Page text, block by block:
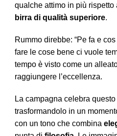
qualche attimo in più rispetto
birra di qualità superiore.
Rummo direbbe: “Pe fa e
fare le cose bene ci vuole
tempo è visto come un
raggiungere l’eccellenza.
La campagna celebra
trasformandolo in un
con un tono che combina